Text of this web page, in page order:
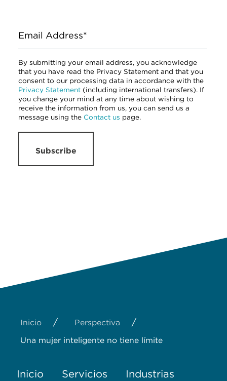
Email Address*
By submitting your email address, you acknowledge
that you have read the Privacy Statement and that you
consent to our processing data in accordance with the
Privacy Statement (including international transfers). If
you change your mind at any time about wishing to
receive the information from us, you can send us a
message using the Contact us page.
Subscribe
Inicio / Perspectiva /
Una mujer inteligente no tiene límite
Inicio Servicios Industrias